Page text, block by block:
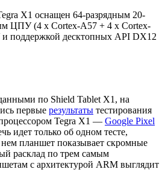
X1 оснащен 64-разрядным 20-
ЦПУ (4 x Cortex-A57 + 4 x Cortex-
поддержкой десктопных API DX12
по Shield Tablet X1, на
первые результаты тестирования
Tegra X1 — Google Pixel
идет только об одном тесте,
планшет показывает скромные
расклад по трем самым
с архитектурой ARM выглядит